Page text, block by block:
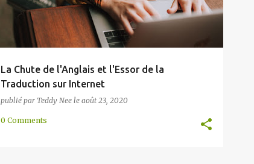
La Chute de l'Anglais et l'Essor de la
Traduction sur Internet
publié par Teddy Nee le août 23, 2020
0 Comments